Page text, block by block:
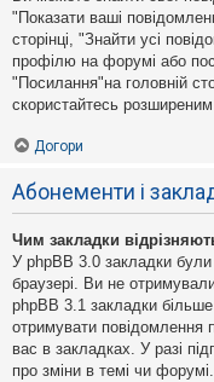
"Показати ваші
сторінці, "Знайти усі
профілю на форумі або
"Посилання"на головній
скористайтесь
Догори
Абонементи і
Чим закладки
У phpBB 3.0 закладки
браузері. Ви не
phpBB 3.1 закладки
отримувати повідомлення
вас в закладках. У разі
про зміни в темі чи